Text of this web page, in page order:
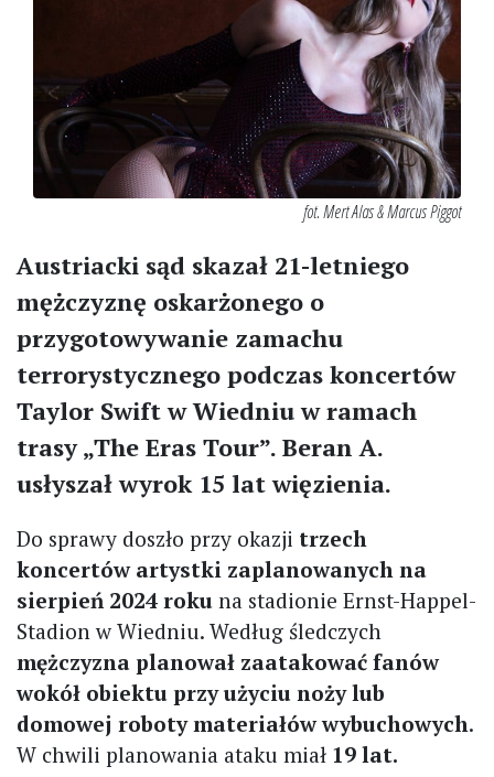
fot. Mert Alas & Marcus Piggot
Austriacki sąd skazał 21-letniego
mężczyznę oskarżonego o
przygotowywanie zamachu
terrorystycznego podczas koncertów
Taylor Swift w Wiedniu w ramach
trasy „The Eras Tour”. Beran A.
usłyszał wyrok 15 lat więzienia.
Do sprawy doszło przy okazji trzech
koncertów artystki zaplanowanych na
sierpień 2024 roku na stadionie Ernst-Happel-
Stadion w Wiedniu. Według śledczych
mężczyzna planował zaatakować fanów
wokół obiektu przy użyciu noży lub
domowej roboty materiałów wybuchowych.
W chwili planowania ataku miał 19 lat.